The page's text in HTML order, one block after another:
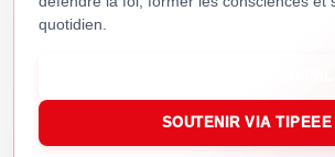
quotidien.
SOUTENIR VIA TIPEEE